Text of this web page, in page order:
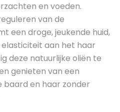
en voeden.
van de
een droge, jeukende huid,
aan het haar
deze natuurlijke oliën te
genieten van een
baard en haar zonder